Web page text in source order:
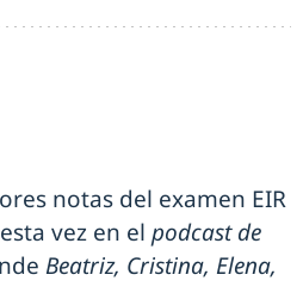
notas del examen EIR
vez en el podcast de
Beatriz, Cristina, Elena,